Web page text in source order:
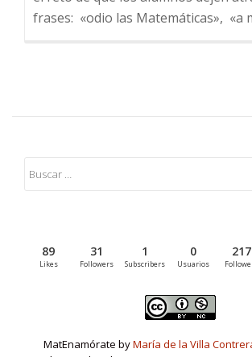
frases: «odio las Matemáticas», «a
89
Likes
31
Followers
1
Subscribers
0
Usuarios
217
MatEnamórate byMaría de la Villa